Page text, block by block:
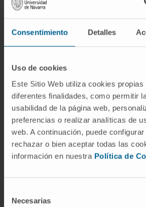
Consentimiento Detalles
Uso de cookies
Este Sitio Web utiliza cookies
diferentes finalidades, como permitir
usabilidad de la página web,
preferencias o realizar analíticas de
web. A continuación, puede
rechazar o bien aceptar todas las
información en nuestra Política de
Necesarias
invasive afin d’assurer une sécurité